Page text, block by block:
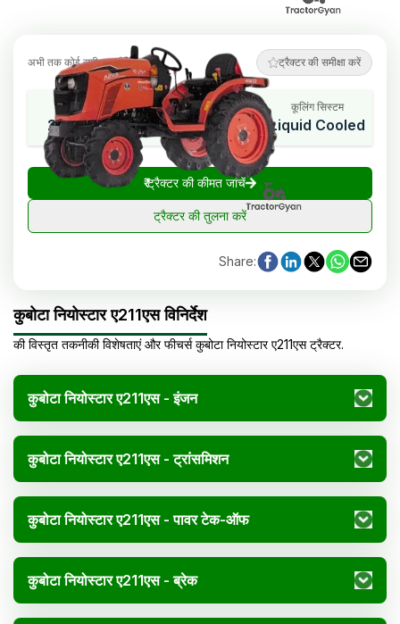
अभी तक कोई समीक्षा नहीं ट्रैक्टर की समीक्षा करें
एचपी रेंज
21 HP Cat.
सिलेंडर
3
कूलिंग सिस्टम
Liquid Cooled
₹ट्रैक्टर की कीमत जांचें
ट्रैक्टर की तुलना करें
Share:
कुबोटा नियोस्टार ए211एस विनिर्देश
की विस्तृत तकनीकी विशेषताएं और फीचर्स कुबोटा नियोस्टार ए211एस ट्रैक्टर.
कुबोटा नियोस्टार ए211एस - इंजन
कुबोटा नियोस्टार ए211एस - ट्रांसमिशन
कुबोटा नियोस्टार ए211एस - पावर टेक-ऑफ
कुबोटा नियोस्टार ए211एस - ब्रेक